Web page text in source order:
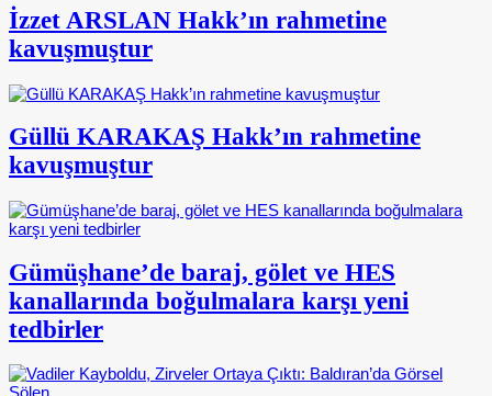
İzzet ARSLAN Hakk’ın rahmetine
kavuşmuştur
Güllü KARAKAŞ Hakk’ın rahmetine
kavuşmuştur
Gümüşhane’de baraj, gölet ve HES
kanallarında boğulmalara karşı yeni
tedbirler